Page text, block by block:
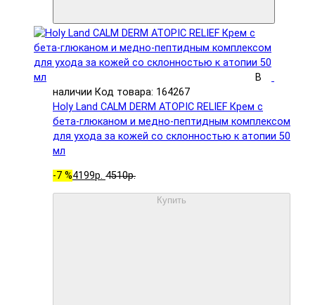
В
наличии Код товара: 164267
Holy Land CALM DERM ATOPIC RELIEF Крем с
бета-глюканом и медно-пептидным комплексом
для ухода за кожей со склонностью к атопии 50
мл
-7 %4199р. 4510р.
Купить